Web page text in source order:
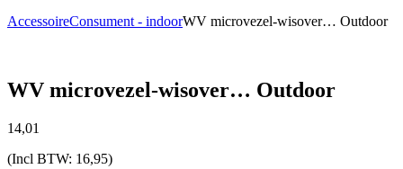
AccessoireConsument - indoorWV microvezel-wisover… Outdoor
WV microvezel-wisover… Outdoor
14,01
(Incl BTW: 16,95)